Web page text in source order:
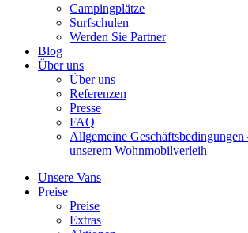
Campingplätze
Surfschulen
Werden Sie Partner
Blog
Über uns
Über uns
Referenzen
Presse
FAQ
Allgemeine
unserem Wohnmobilverleih
Unsere Vans
Preise
Preise
Extras